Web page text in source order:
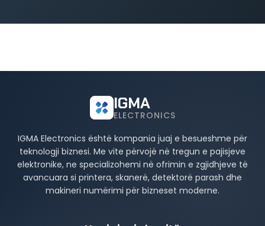
IGMA
ELECTRONICS
IGMA Electronics është kompania juaj e besueshme për
teknologji biznesi. Me vite përvojë në tregun e pajisjeve
elektronike, ne specializohemi në ofrimin e zgjidhjeve të
avancuara si printera, skanerë, detektorë parash dhe
makineri numërimi për bizneset moderne.